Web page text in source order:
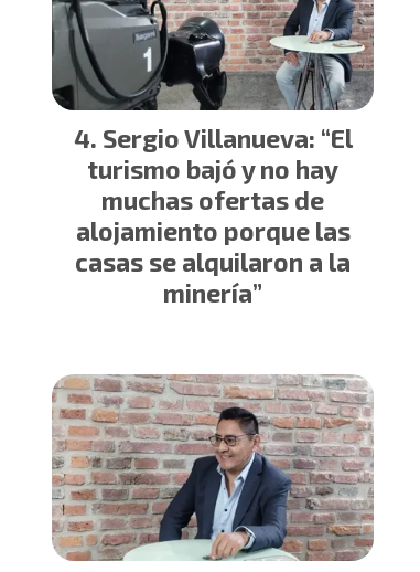
Sergio Villanueva: “El
turismo bajó y no hay
muchas ofertas de
alojamiento porque las
casas se alquilaron a la
minería”